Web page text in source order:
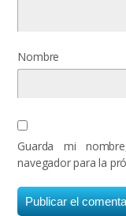
Nombre
Guarda mi
navegador para la